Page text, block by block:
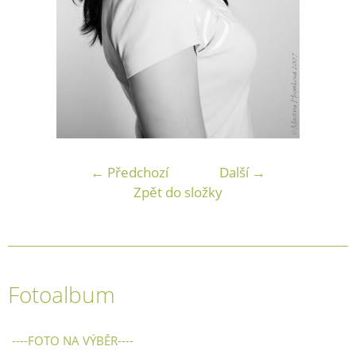
← Předchozí
Další →
Zpět do složky
Fotoalbum
----FOTO NA VÝBĚR----